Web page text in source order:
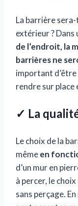
La barrière
extérieur ?
de l’endroit, la
barrières ne
important
rendre sur
✓ La
Le choix de la
mêmeen
d’un mur en
à percer, le
sans perçage.